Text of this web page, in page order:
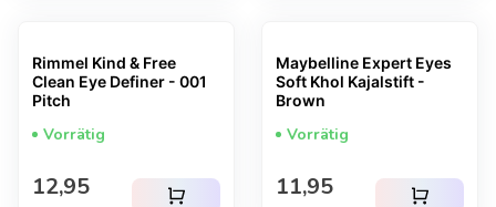
Rimmel Kind & Free
Clean Eye Definer - 001
Pitch
Vorrätig
Regulärer Preis
12,95 shopping_cart
Maybelline Expert Eyes
Soft Khol Kajalstift -
Brown
Vorrätig
Regulärer Preis
11,95 shopping_cart